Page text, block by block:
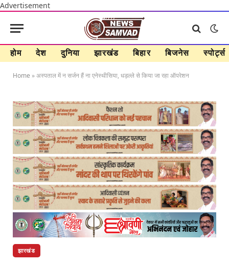
Advertisement
होम देश दुनिया झारखंड बिहार बिजनेस स्पोर्ट्स
Home »अस्पताल में न सर्जन हैं ना एनेस्थीसिया, धड़ल्ले से किया जा रहा ऑपरेशन
झारखंड